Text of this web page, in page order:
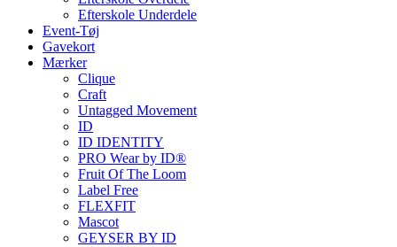
Efterskole Underdele
Event-Tøj
Gavekort
Mærker
Clique
Craft
Untagged Movement
ID
ID IDENTITY
PRO Wear by ID®
Fruit Of The Loom
Label Free
FLEXFIT
Mascot
GEYSER BY ID